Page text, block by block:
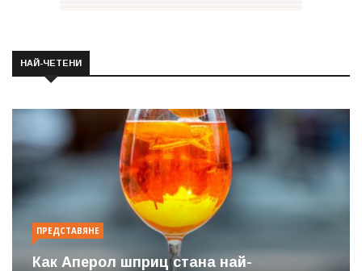
НАЙ-ЧЕТЕНИ
ПРЕДСТАВЯНЕ
Как Аперол шприц стана най-